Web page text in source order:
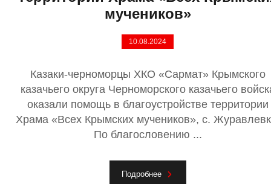
мучеников»
10.08.2024
Казаки-черноморцы ХКО «Сармат» Крымского
казачьего округа Черноморского казачьего
оказали помощь в благоустройстве территории
Храма «Всех Крымских мучеников», с.
По благословению ...
Подробнее